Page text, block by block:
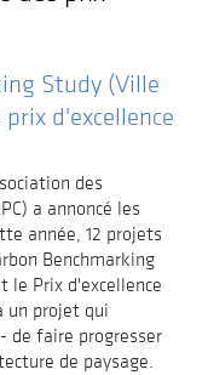
Study (Ville
d'excellence
des
a annoncé les
année, 12 projets
Benchmarking
le Prix d'excellence
un projet qui
de faire progresser
de paysage.